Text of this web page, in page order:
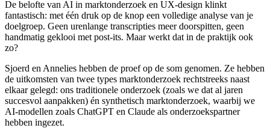
De belofte van AI in marktonderzoek en UX-design klinkt
fantastisch: met één druk op de knop een volledige analyse van je
doelgroep. Geen urenlange transcripties meer doorspitten, geen
handmatig geklooi met post-its. Maar werkt dat in de praktijk ook
zo?
Sjoerd en Annelies hebben de proef op de som genomen. Ze hebben
de uitkomsten van twee types marktonderzoek rechtstreeks naast
elkaar gelegd: ons traditionele onderzoek (zoals we dat al jaren
succesvol aanpakken) én synthetisch marktonderzoek, waarbij we
AI-modellen zoals ChatGPT en Claude als onderzoekspartner
hebben ingezet.